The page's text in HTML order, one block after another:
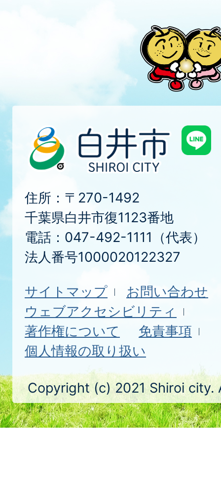
住所：〒270-1492
千葉県白井市復1123番地
電話：047-492-1111（代表）
法人番号1000020122327
サイトマップ
お問い合わせ
ウェブアクセシビリティ
著作権について
免責事項
個人情報の取り扱い
Copyright (c) 2021 Shiroi city.